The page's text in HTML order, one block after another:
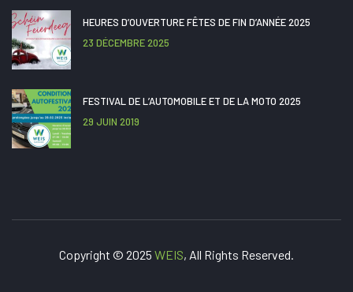
HEURES D’OUVERTURE FÊTES DE FIN D’ANNÉE 2025
23 DÉCEMBRE 2025
FESTIVAL DE L’AUTOMOBILE ET DE LA MOTO 2025
29 JUIN 2019
Copyright © 2025 WEIS, All Rights Reserved.